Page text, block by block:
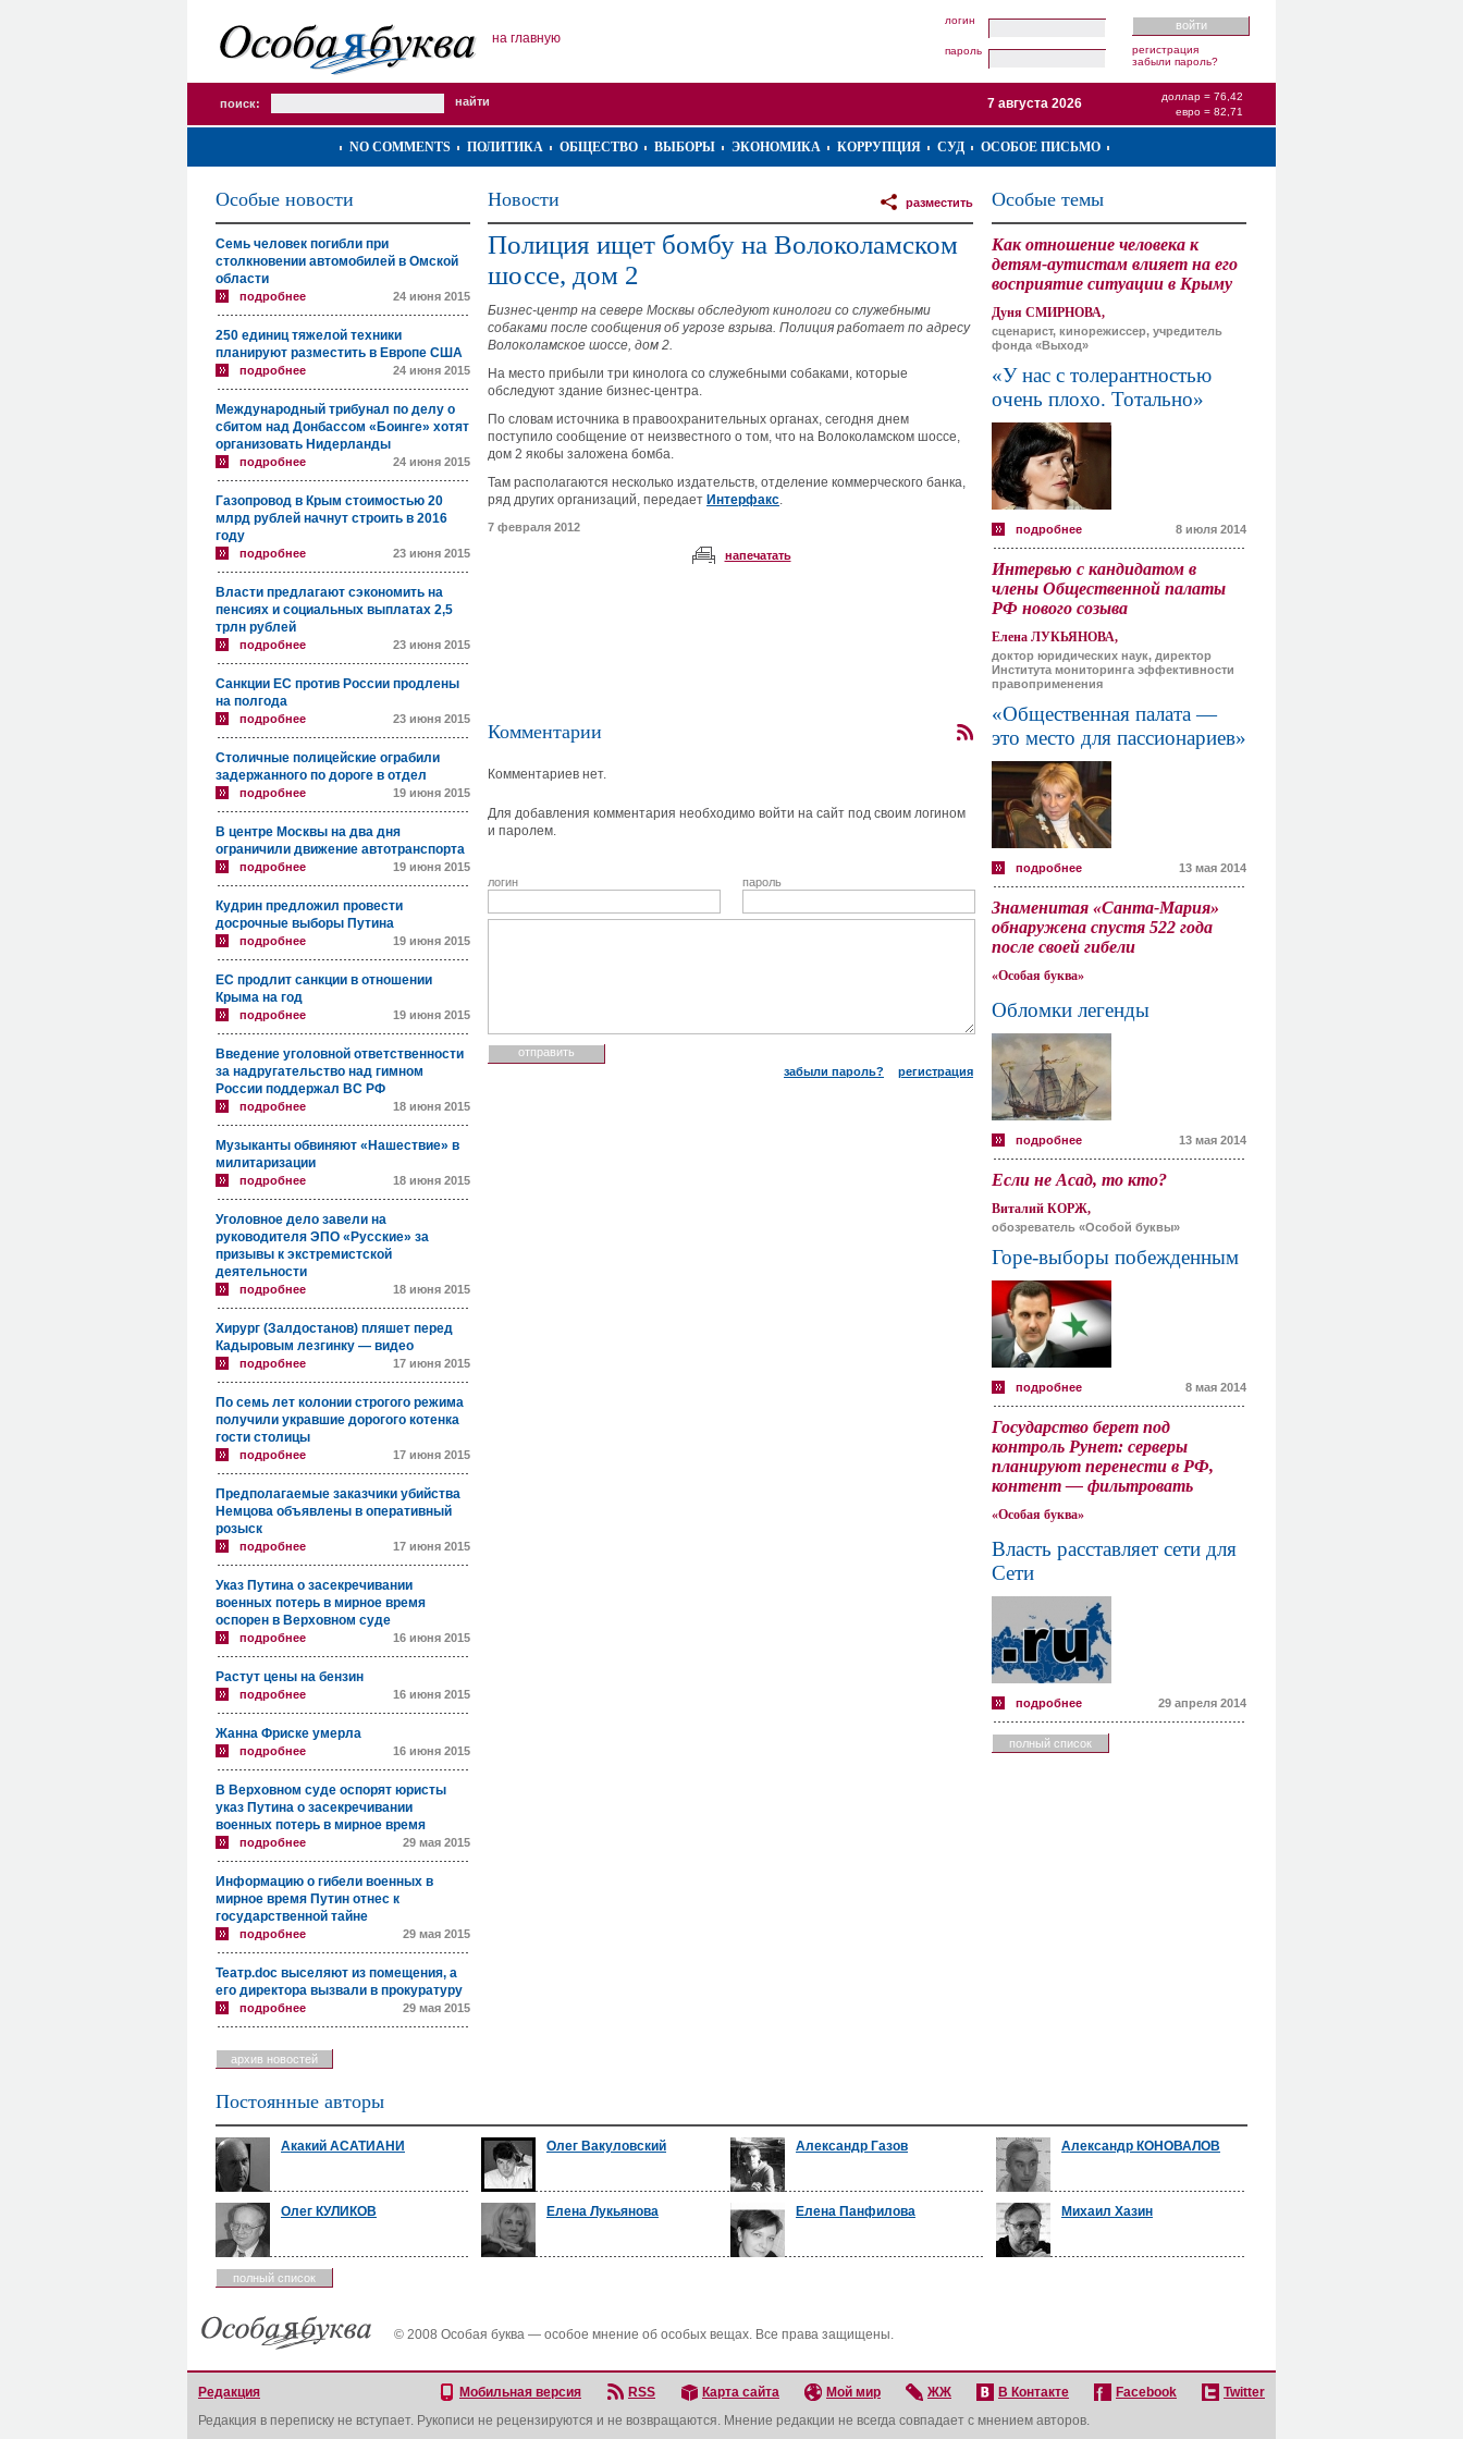
на главную
логин
пароль
регистрация
забыли пароль?
поиск:
доллар = 76,42
евро = 82,71
7 августа 2026
NO COMMENTS ПОЛИТИКА ОБЩЕСТВО ВЫБОРЫ ЭКОНОМИКА КОРРУПЦИЯ СУД ОСОБОЕ ПИСЬМО
Особые новости
Семь человек погибли при
столкновении автомобилей в Омской
области
подробнее 24 июня 2015
250 единиц тяжелой техники
планируют разместить в Европе США
подробнее 24 июня 2015
Международный трибунал по делу о
сбитом над Донбассом «Боинге» хотят
организовать Нидерланды
подробнее 24 июня 2015
Газопровод в Крым стоимостью 20
млрд рублей начнут строить в 2016
году
подробнее 23 июня 2015
Власти предлагают сэкономить на
пенсиях и социальных выплатах 2,5
трлн рублей
подробнее 23 июня 2015
Санкции ЕС против России продлены
на полгода
подробнее 23 июня 2015
Столичные полицейские ограбили
задержанного по дороге в отдел
подробнее 19 июня 2015
В центре Москвы на два дня
ограничили движение автотранспорта
подробнее 19 июня 2015
Кудрин предложил провести
досрочные выборы Путина
подробнее 19 июня 2015
ЕС продлит санкции в отношении
Крыма на год
подробнее 19 июня 2015
Введение уголовной ответственности
за надругательство над гимном
России поддержал ВС РФ
подробнее 18 июня 2015
Музыканты обвиняют «Нашествие» в
милитаризации
подробнее 18 июня 2015
Уголовное дело завели на
руководителя ЭПО «Русские» за
призывы к экстремистской
деятельности
подробнее 18 июня 2015
Хирург (Залдостанов) пляшет перед
Кадыровым лезгинку — видео
подробнее 17 июня 2015
По семь лет колонии строгого режима
получили укравшие дорогого котенка
гости столицы
подробнее 17 июня 2015
Предполагаемые заказчики убийства
Немцова объявлены в оперативный
розыск
подробнее 17 июня 2015
Указ Путина о засекречивании
военных потерь в мирное время
оспорен в Верховном суде
подробнее 16 июня 2015
Растут цены на бензин
подробнее 16 июня 2015
Жанна Фриске умерла
подробнее 16 июня 2015
В Верховном суде оспорят юристы
указ Путина о засекречивании
военных потерь в мирное время
подробнее 29 мая 2015
Информацию о гибели военных в
мирное время Путин отнес к
государственной тайне
подробнее 29 мая 2015
Театр.doc выселяют из помещения, а
его директора вызвали в прокуратуру
подробнее 29 мая 2015
архив новостей
Новости разместить
Полиция ищет бомбу на Волоколамском
шоссе, дом 2
Бизнес-центр на севере Москвы обследуют кинологи со служебными
собаками после сообщения об угрозе взрыва. Полиция работает по адресу
Волоколамское шоссе, дом 2.
На место прибыли три кинолога со служебными собаками, которые
обследуют здание бизнес-центра.
По словам источника в правоохранительных органах, сегодня днем
поступило сообщение от неизвестного о том, что на Волоколамском шоссе,
дом 2 якобы заложена бомба.
Там располагаются несколько издательств, отделение коммерческого банка,
ряд других организаций, передает Интерфакс.
7 февраля 2012
напечатать
Комментарии
Комментариев нет.
Для добавления комментария необходимо войти на сайт под своим логином
и паролем.
логин пароль
забыли пароль? регистрация
Особые темы
Как отношение человека к
детям-аутистам влияет на его
восприятие ситуации в Крыму
Дуня СМИРНОВА,
сценарист, кинорежиссер, учредитель
фонда «Выход»
«У нас с толерантностью
очень плохо. Тотально»
подробнее 8 июля 2014
Интервью с кандидатом в
члены Общественной палаты
РФ нового созыва
Елена ЛУКЬЯНОВА,
доктор юридических наук, директор
Института мониторинга эффективности
правоприменения
«Общественная палата —
это место для пассионариев»
подробнее 13 мая 2014
Знаменитая «Санта-Мария»
обнаружена спустя 522 года
после своей гибели
«Особая буква»
Обломки легенды
подробнее 13 мая 2014
Если не Асад, то кто?
Виталий КОРЖ,
обозреватель «Особой буквы»
Горе-выборы побежденным
подробнее 8 мая 2014
Государство берет под
контроль Рунет: серверы
планируют перенести в РФ,
контент — фильтровать
«Особая буква»
Власть расставляет сети для
Сети
подробнее 29 апреля 2014
полный список
Постоянные авторы
Акакий АСАТИАНИ Олег Вакуловский Александр Газов Александр КОНОВАЛОВ
Олег КУЛИКОВ Елена Лукьянова Елена Панфилова Михаил Хазин
полный список
© 2008 Особая буква — особое мнение об особых вещах. Все права защищены.
Редакция Мобильная версия RSS Карта сайта Мой мир ЖЖ В Контакте Facebook
Twitter
Редакция в переписку не вступает. Рукописи не рецензируются и не возвращаются. Мнение редакции не всегда совпадает с мнением авторов.